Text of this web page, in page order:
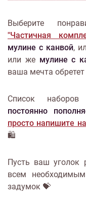
Выберите
"Частичная
мулине с канвой,
или же мулине с
ваша мечта
Список
постоянно
просто напишите
🛍
Пусть ваш уголок
всем
задумок 💝